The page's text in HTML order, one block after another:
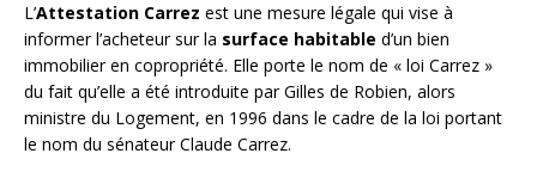
L’Attestation Carrez est une mesure légale qui vise à
informer l’acheteur sur la surface habitable d’un bien
immobilier en copropriété. Elle porte le nom de « loi Carrez »
du fait qu’elle a été introduite par Gilles de Robien, alors
ministre du Logement, en 1996 dans le cadre de la loi portant
le nom du sénateur Claude Carrez.